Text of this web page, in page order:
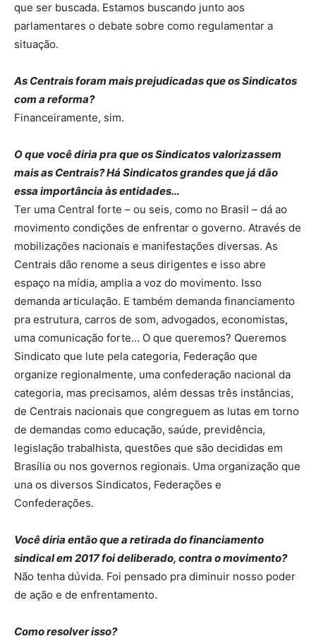
que ser buscada. Estamos buscando junto aos
parlamentares o debate sobre como regulamentar a
situação.
As Centrais foram mais prejudicadas que os Sindicatos
com a reforma?
Financeiramente, sim.
O que você diria pra que os Sindicatos valorizassem
mais as Centrais? Há Sindicatos grandes que já dão
essa importância às entidades…
Ter uma Central forte – ou seis, como no Brasil – dá ao
movimento condições de enfrentar o governo. Através de
mobilizações nacionais e manifestações diversas. As
Centrais dão renome a seus dirigentes e isso abre
espaço na mídia, amplia a voz do movimento. Isso
demanda articulação. E também demanda financiamento
pra estrutura, carros de som, advogados, economistas,
uma comunicação forte… O que queremos? Queremos
Sindicato que lute pela categoria, Federação que
organize regionalmente, uma confederação nacional da
categoria, mas precisamos, além dessas três instâncias,
de Centrais nacionais que congreguem as lutas em torno
de demandas como educação, saúde, previdência,
legislação trabalhista, questões que são decididas em
Brasília ou nos governos regionais. Uma organização que
una os diversos Sindicatos, Federações e
Confederações.
Você diria então que a retirada do financiamento
sindical em 2017 foi deliberado, contra o movimento?
Não tenha dúvida. Foi pensado pra diminuir nosso poder
de ação e de enfrentamento.
Como resolver isso?